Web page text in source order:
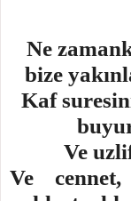
Ne
bize
Kaf
Ve
Ve